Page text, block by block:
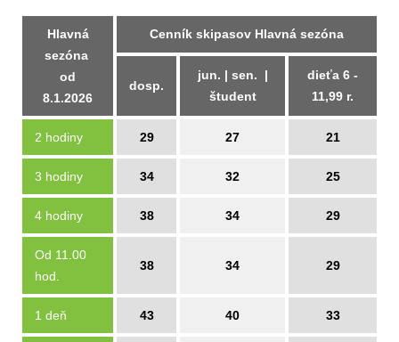
Hlavná
sezóna
od
8.1.2026
Cenník skipasov Hlavná sezóna
dosp.
jun. | sen. |
študent
dieťa 6 -
11,99 r.
2 hodiny 29 27 21
3 hodiny 34 32 25
4 hodiny 38 34 29
Od 11.00
hod.
38 34 29
1 deň 43 40 33